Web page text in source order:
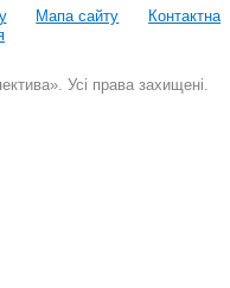
Мапа сайту
Контактна
Усі права захищені.